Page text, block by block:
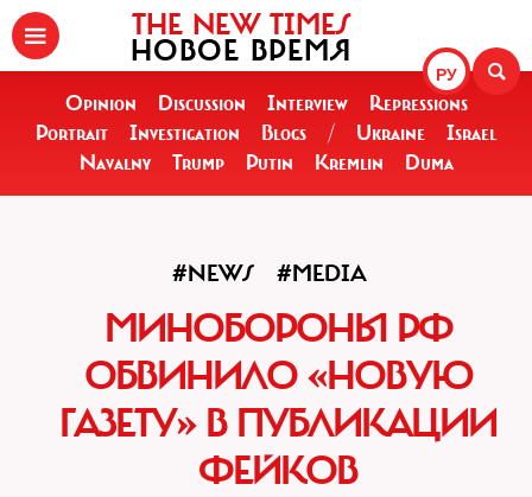
РУ
THE NEW TIMES
НОВОЕ ВРЕМЯ
Opinion Discussion Interview
Repressions
Portrait
Investigation Blogs / Ukraine
Israel
Navalny
Trump Putin Kremlin Duma
#NEWS #MEDIA
МИНОБОРОНЫ РФ
ОБВИНИЛО «НОВУЮ
ГАЗЕТУ» В ПУБЛИКАЦИИ
ФЕЙКОВ